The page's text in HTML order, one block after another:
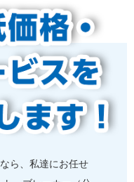
ら、私達にお任せ